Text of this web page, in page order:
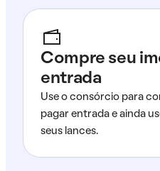
Compre seu
entrada
Use o consórcio para
pagar entrada e ainda
seus lances.